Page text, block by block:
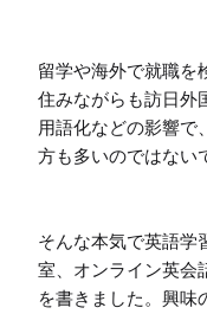
留学や海外で就職を
住みながらも訪日外
用語化などの影響で
方も多いのではない
そんな本気で英語学
室、オンライン英会
を書きました。興味